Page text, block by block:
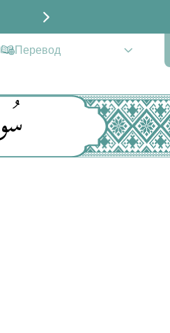
Перевод